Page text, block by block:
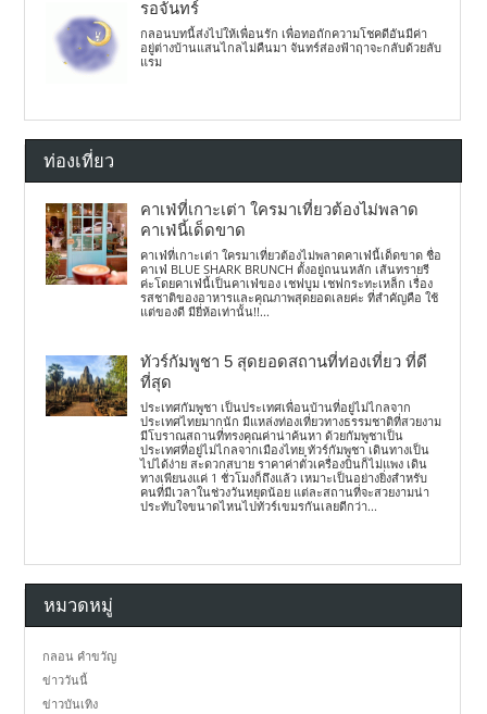
รอจันทร์
กลอนบทนี้ส่งไปให้เพื่อนรัก เพื่อทอถักความโชคดีอันมีค่า
อยู่ต่างบ้านแสนไกลไม่คืนมา จันทร์ส่องฟ้าฤาจะกลับด้วยลับ
แรม
ท่องเที่ยว
คาเฟ่ที่เกาะเต่า ใครมาเที่ยวต้องไม่พลาด
คาเฟ่นี้เด็ดขาด
คาเฟ่ที่เกาะเต่า ใครมาเที่ยวต้องไม่พลาดคาเฟ่นี้เด็ดขาด ชื่อ
คาเฟ่ BLUE SHARK BRUNCH ตั้งอยู่ถนนหลัก เส้นทรายรี
ค่ะโดยคาเฟ่นี้เป็นคาเฟ่ของ เชฟบูม เชฟกระทะเหล็ก เรื่อง
รสชาติของอาหารและคุณภาพสุดยอดเลยค่ะ ที่สำคัญคือ ใช้
แต่ของดี มียี่ห้อเท่านั้น!!...
ทัวร์กัมพูชา 5 สุดยอดสถานที่ท่องเที่ยว ที่ดี
ที่สุด
ประเทศกัมพูชา เป็นประเทศเพื่อนบ้านที่อยู่ไม่ไกลจาก
ประเทศไทยมากนัก มีแหล่งท่องเที่ยวทางธรรมชาติที่สวยงาม
มีโบราณสถานที่ทรงคุณค่าน่าค้นหา ด้วยกัมพูชาเป็น
ประเทศที่อยู่ไม่ไกลจากเมืองไทย ทัวร์กัมพูชา เดินทางเป็น
ไปได้ง่าย สะดวกสบาย ราคาค่าตั๋วเครื่องบินก็ไม่แพง เดิน
ทางเพียนงแค่ 1 ชั่วโมงก็ถึงแล้ว เหมาะเป็นอย่างยิ่งสำหรับ
คนที่มีเวลาในช่วงวันหยุดน้อย แต่ละสถานที่จะสวยงามน่า
ประทับใจขนาดไหนไปทัวร์เขมรกันเลยดีกว่า...
หมวดหมู่
กลอน คำขวัญ
ข่าววันนี้
ข่าวบันเทิง